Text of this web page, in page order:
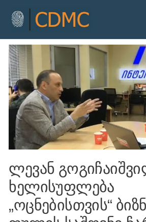
ლევან
ხელისუფლება
„ოცნებისთვის“